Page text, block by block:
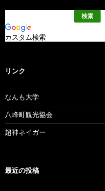
カスタム検索
リンク
なんも大学
八峰町観光協会
超神ネイガー
最近の投稿